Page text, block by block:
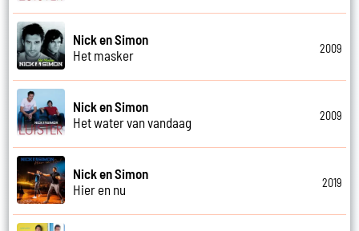
Nick en Simon
Het masker
2009
Nick en Simon
Het water van vandaag
2009
Nick en Simon
Hier en nu
2019